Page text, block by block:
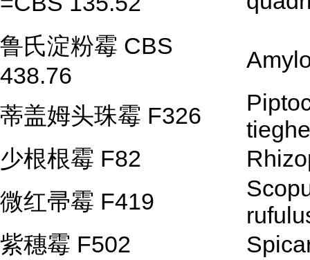
鲁氏淀粉霉 CBS
438.76
蒂盖姆头珠霉 F326
少根根霉 F82
微红帚霉 F419
紫穗霉 F502